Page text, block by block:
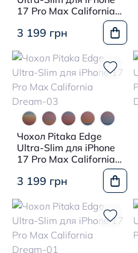
17 Pro Max California
3 199 грн
Чохол Pitaka Edge
Ultra-Slim для iPhone
17 Pro Max California
3 199 грн